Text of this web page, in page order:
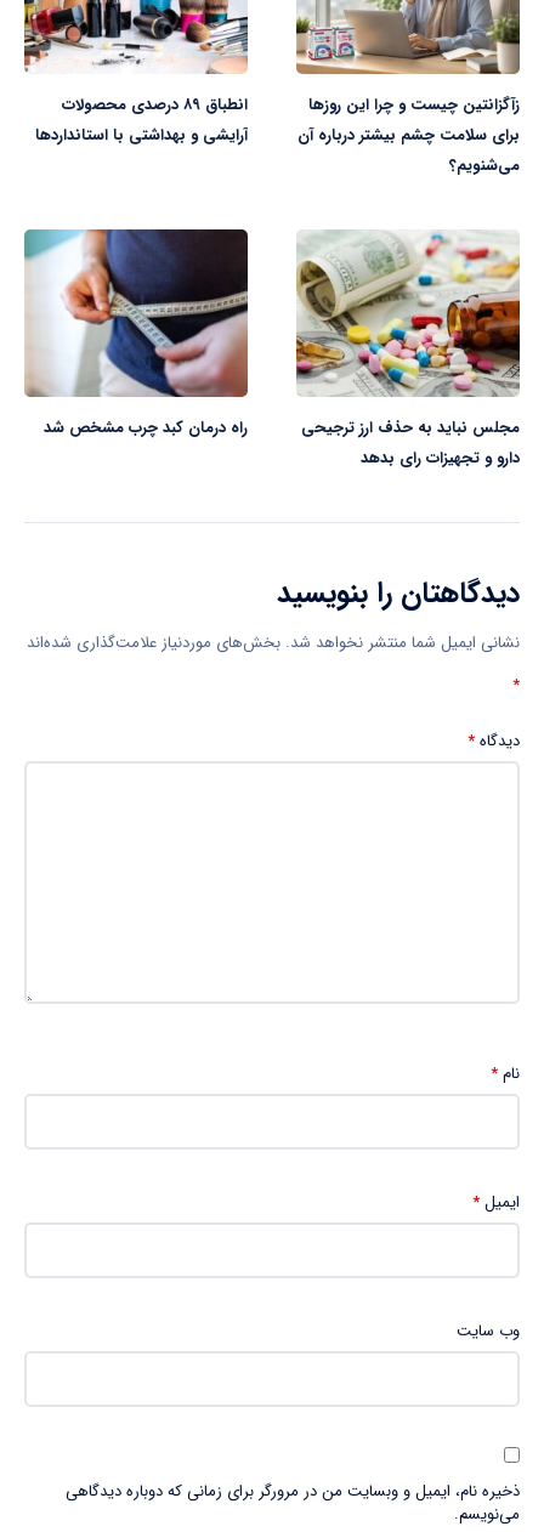
زآگزانتین چیست و چرا این روزها
برای سلامت چشم بیشتر درباره آن
می‌شنویم؟
انطباق ۸۹ درصدی محصولات
آرایشی و بهداشتی با استانداردها
مجلس نباید به حذف ارز ترجیحی
دارو و تجهیزات رای بدهد
راه درمان کبد چرب مشخص شد
دیدگاهتان را بنویسید
نشانی ایمیل شما منتشر نخواهد شد. بخش‌های موردنیاز علامت‌گذاری شده‌اند
*
دیدگاه*
نام*
ایمیل*
وب‌ سایت
ذخیره نام، ایمیل و وبسایت من در مرورگر برای زمانی که دوباره دیدگاهی
می‌نویسم.